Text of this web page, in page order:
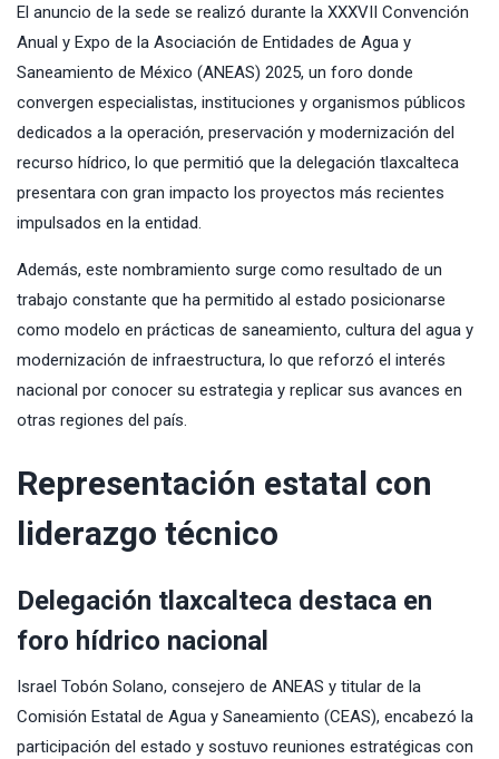
El anuncio de la sede se realizó durante la XXXVII Convención
Anual y Expo de la Asociación de Entidades de Agua y
Saneamiento de México (ANEAS) 2025, un foro donde
convergen especialistas, instituciones y organismos públicos
dedicados a la operación, preservación y modernización del
recurso hídrico, lo que permitió que la delegación tlaxcalteca
presentara con gran impacto los proyectos más recientes
impulsados en la entidad.
Además, este nombramiento surge como resultado de un
trabajo constante que ha permitido al estado posicionarse
como modelo en prácticas de saneamiento, cultura del agua y
modernización de infraestructura, lo que reforzó el interés
nacional por conocer su estrategia y replicar sus avances en
otras regiones del país.
Representación estatal con
liderazgo técnico
Delegación tlaxcalteca destaca en
foro hídrico nacional
Israel Tobón Solano, consejero de ANEAS y titular de la
Comisión Estatal de Agua y Saneamiento (CEAS), encabezó la
participación del estado y sostuvo reuniones estratégicas con